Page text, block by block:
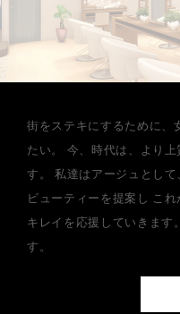
街をステキにするために、
たい。
今、時代は、より
す。
私達はアージュとし
ビューティーを提案し こ
キレイを応援していきます。
す。